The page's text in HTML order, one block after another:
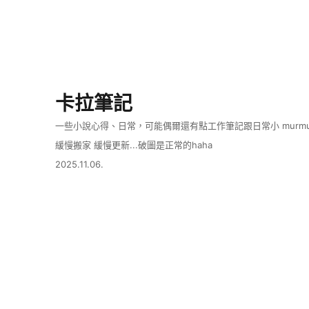
卡拉筆記
一些小說心得、日常，可能偶爾還有點工作筆記跟日常小
緩慢搬家 緩慢更新...破圖是正常的haha
2025.11.06.